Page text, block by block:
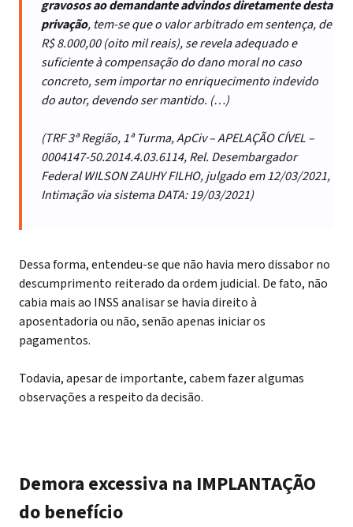
gravosos ao demandante advindos diretamente desta
privação, tem-se que o valor arbitrado em sentença, de
R$ 8.000,00 (oito mil reais), se revela adequado e
suficiente à compensação do dano moral no caso
concreto, sem importar no enriquecimento indevido
do autor, devendo ser mantido. (…)
(TRF 3ª Região, 1ª Turma, ApCiv – APELAÇÃO CÍVEL –
0004147-50.2014.4.03.6114, Rel. Desembargador
Federal WILSON ZAUHY FILHO, julgado em 12/03/2021,
Intimação via sistema DATA: 19/03/2021)
Dessa forma, entendeu-se que não havia mero dissabor no
descumprimento reiterado da ordem judicial. De fato, não
cabia mais ao INSS analisar se havia direito à
aposentadoria ou não, senão apenas iniciar os
pagamentos.
Todavia, apesar de importante, cabem fazer algumas
observações a respeito da decisão.
Demora excessiva na IMPLANTAÇÃO
do benefício